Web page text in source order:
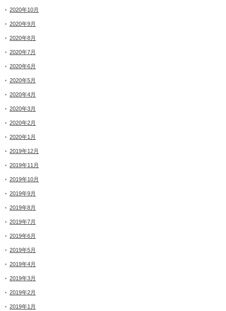
2020年10月
2020年9月
2020年8月
2020年7月
2020年6月
2020年5月
2020年4月
2020年3月
2020年2月
2020年1月
2019年12月
2019年11月
2019年10月
2019年9月
2019年8月
2019年7月
2019年6月
2019年5月
2019年4月
2019年3月
2019年2月
2019年1月